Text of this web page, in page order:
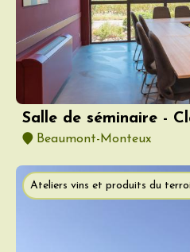
Salle de séminaire -
Beaumont-Monteux
Ateliers vins et produits du